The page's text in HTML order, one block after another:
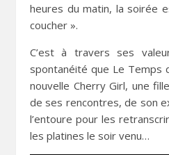
heures du matin, la soirée
coucher ».
C’est à travers ses
spontanéité que Le Temps
nouvelle Cherry Girl, une
de ses rencontres, de son
l’entoure pour les
les platines le soir venu…